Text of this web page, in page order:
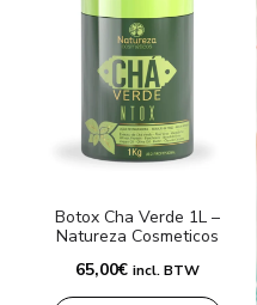
Botox Cha Verde 1L –
Natureza Cosmeticos
65,00€ incl. BTW